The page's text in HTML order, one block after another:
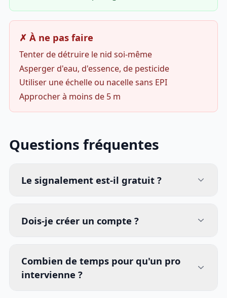
✗ À ne pas faire
Tenter de détruire le nid soi-même
Asperger d'eau, d'essence, de pesticide
Utiliser une échelle ou nacelle sans EPI
Approcher à moins de 5 m
Questions fréquentes
Le signalement est-il gratuit ?
Dois-je créer un compte ?
Combien de temps pour qu'un pro
intervienne ?